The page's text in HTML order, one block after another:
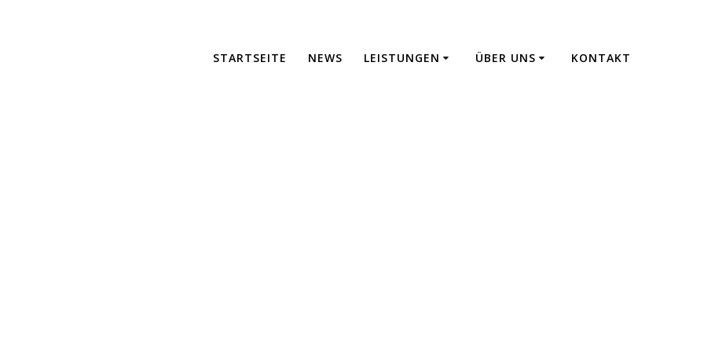
STARTSEITE NEWS LEISTUNGEN ÜBER UNS KONTAKT